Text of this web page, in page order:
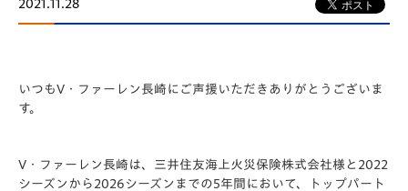
2021.11.28
いつもV・ファーレン長崎にご声援いただきありがとうございま
す。
V・ファーレン長崎は、三井住友海上火災保険株式会社様と2022
シーズンから2026シーズンまでの5年間において、トップパート